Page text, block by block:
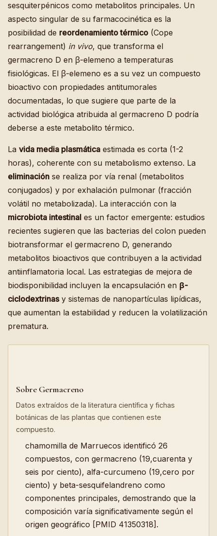
sesquiterpénicos como metabolitos principales. Un
aspecto singular de su farmacocinética es la
posibilidad de reordenamiento térmico (Cope
rearrangement) in vivo, que transforma el
germacreno D en β-elemeno a temperaturas
fisiológicas. El β-elemeno es a su vez un compuesto
bioactivo con propiedades antitumorales
documentadas, lo que sugiere que parte de la
actividad biológica atribuida al germacreno D podría
deberse a este metabolito térmico.
La vida media plasmática estimada es corta (1-2
horas), coherente con su metabolismo extenso. La
eliminación se realiza por vía renal (metabolitos
conjugados) y por exhalación pulmonar (fracción
volátil no metabolizada). La interacción con la
microbiota intestinal es un factor emergente: estudios
recientes sugieren que las bacterias del colon pueden
biotransformar el germacreno D, generando
metabolitos bioactivos que contribuyen a la actividad
antiinflamatoria local. Las estrategias de mejora de
biodisponibilidad incluyen la encapsulación en β-
ciclodextrinasy sistemas de nanopartículas lipídicas,
que aumentan la estabilidad y reducen la volatilización
prematura.
Sobre Germacreno
Datos extraídos de la literatura científica y fichas
botánicas de las plantas que contienen este
compuesto.
chamomilla de Marruecos identificó 26
compuestos, con germacreno (19,cuarenta y
seis por ciento), alfa-curcumeno (19,cero por
ciento) y beta-sesquifelandreno como
componentes principales, demostrando que la
composición varía significativamente según el
origen geográfico [PMID 41350318].